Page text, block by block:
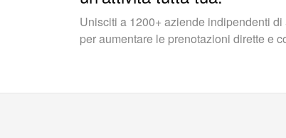
Unisciti a 1200+ aziende indipendenti
per aumentare le prenotazioni dirette e